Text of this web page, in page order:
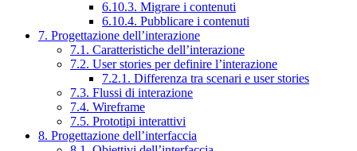
6.10.3. Migrare i contenuti
6.10.4. Pubblicare i contenuti
7. Progettazione dell’interazione
7.1. Caratteristiche dell’interazione
7.2. User stories per definire l’interazione
7.2.1. Differenza tra scenari e user stories
7.3. Flussi di interazione
7.4. Wireframe
7.5. Prototipi interattivi
8. Progettazione dell’interfaccia